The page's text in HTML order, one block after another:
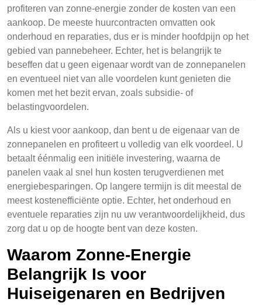
profiteren van zonne-energie zonder de kosten van een
aankoop. De meeste huurcontracten omvatten ook
onderhoud en reparaties, dus er is minder hoofdpijn op het
gebied van pannebeheer. Echter, het is belangrijk te
beseffen dat u geen eigenaar wordt van de zonnepanelen
en eventueel niet van alle voordelen kunt genieten die
komen met het bezit ervan, zoals subsidie- of
belastingvoordelen.
Als u kiest voor aankoop, dan bent u de eigenaar van de
zonnepanelen en profiteert u volledig van elk voordeel. U
betaalt éénmalig een initiële investering, waarna de
panelen vaak al snel hun kosten terugverdienen met
energiebesparingen. Op langere termijn is dit meestal de
meest kostenefficiënte optie. Echter, het onderhoud en
eventuele reparaties zijn nu uw verantwoordelijkheid, dus
zorg dat u op de hoogte bent van deze kosten.
Waarom Zonne-Energie
Belangrijk Is voor
Huiseigenaren en Bedrijven